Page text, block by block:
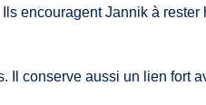
encouragent Jannik à rester
Il conserve aussi un lien fort